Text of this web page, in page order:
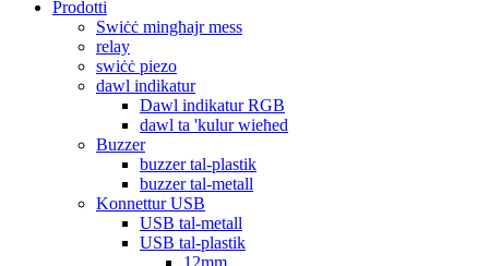
Prodotti
Swiċċ mingħajr mess
relay
swiċċ piezo
dawl indikatur
Dawl indikatur RGB
dawl ta 'kulur wieħed
Buzzer
buzzer tal-plastik
buzzer tal-metall
Konnettur USB
USB tal-metall
USB tal-plastik
12mm